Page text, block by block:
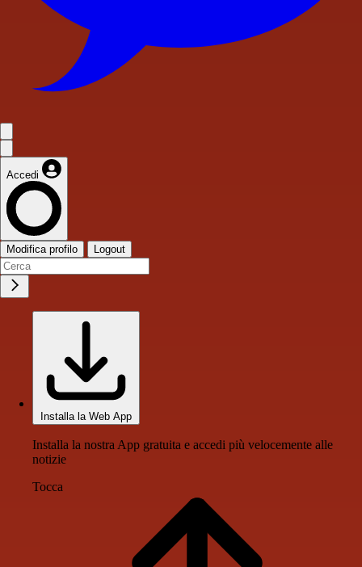
Accedi
Modifica profilo Logout
Installa la Web App
Installa la nostra App gratuita e accedi più velocemente alle
notizie
Tocca